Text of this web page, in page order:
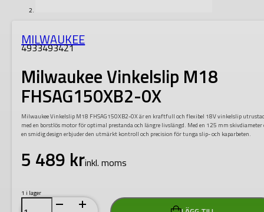
MILWAUKEE
4933493421
Milwaukee Vinkelslip M18
FHSAG150XB2-0X
Milwaukee Vinkelslip M18 FHSAG150XB2-0X är en kraftfull och flexibel 18V vinkelslip
med en borstlös motor för optimal prestanda och längre livslängd. Med en 125 mm skivdiameter
en smidig design erbjuder den utmärkt kontroll och precision för tunga slip- och kaparbeten.
5 489 krinkl. moms
1 i lager
Milwaukee
Vinkelslip